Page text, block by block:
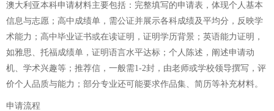
澳大利亚本科申请材料主要包括：完整填写的申请表，体现个人基本
信息与志愿；高中成绩单，需公证并展示各科成绩及平均分，反映学
术能力；高中毕业证书或在读证明，证明学历背景；英语能力证明，
如雅思、托福成绩单，证明语言水平达标；个人陈述，阐述申请动
机、学术兴趣等；推荐信，一般需1-2封，由老师或学校领导撰写，评
价个人品质与能力；部分专业还可能要求作品集、简历等补充材料。
申请流程